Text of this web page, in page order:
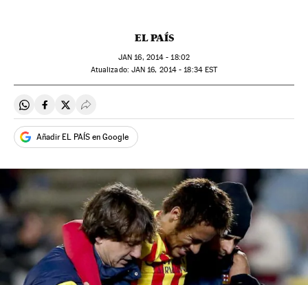
EL PAÍS
JAN 16, 2014 - 18:02
atualizado: JAN 16, 2014 - 18:34EST
Compartir en Whatsapp
Compartir en Facebook
Compartir en Twitter
Desplegar Redes Sociales
Añadir EL PAÍS en Google